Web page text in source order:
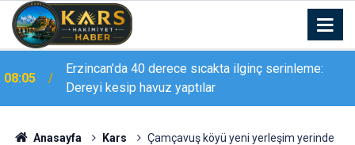
08:05
Erzincan’da 40 derece sıcakta ilginç serinleme:
23:48
İş yeri önünde korkutan yangın
Anasayfa Kars
Çamçavuş köyü yeni yerleşim yerinde